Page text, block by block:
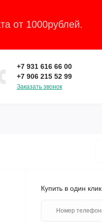
от 1000рублей.
+7 931 616 66 00
+7 906 215 52 99
Заказать звонок
Купить в один клик